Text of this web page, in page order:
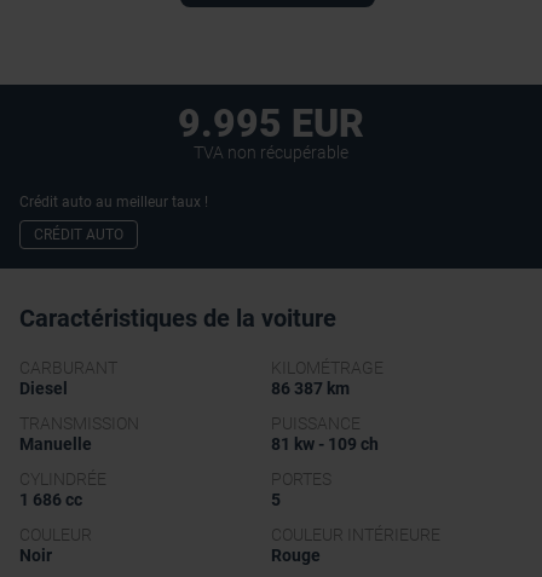
9.995 EUR
TVA non récupérable
Crédit auto au meilleur taux !
CRÉDIT AUTO
Caractéristiques de la voiture
CARBURANT
Diesel
KILOMÉTRAGE
86 387 km
TRANSMISSION
Manuelle
PUISSANCE
81 kw - 109 ch
CYLINDRÉE
1 686 cc
PORTES
5
COULEUR
Noir
COULEUR INTÉRIEURE
Rouge